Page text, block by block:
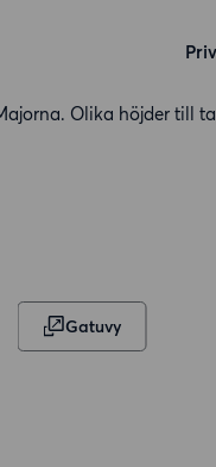
Olika höjder till
Gatuvy